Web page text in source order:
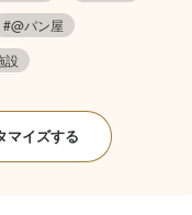
#@パン屋
設
マイズする